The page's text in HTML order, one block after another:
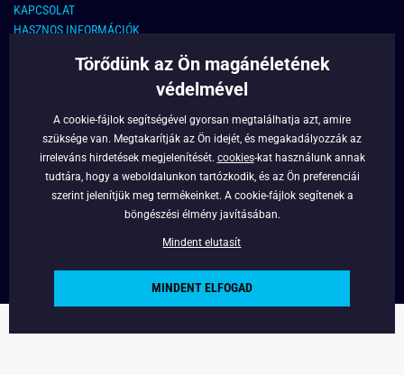
KAPCSOLAT
HASZNOS INFORMÁCIÓK
KAPCSOLAT
info@legyferfi.hu
FONTOS INFORMÁCIÓK
RÓLUNK
Törődünk az Ön magánéletének
védelmével
A cookie-fájlok segítségével gyorsan megtalálhatja azt, amire
szüksége van. Megtakarítják az Ön idejét, és megakadályozzák az
irreleváns hirdetések megjelenítését. cookies-kat használunk annak
tudtára, hogy a weboldalunkon tartózkodik, és az Ön preferenciái
szerint jelenítjük meg termékeinket. A cookie-fájlok segítenek a
böngészési élmény javításában.
Mindent elutasít
MINDENT ELFOGAD